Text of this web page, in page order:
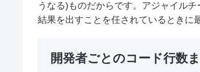
うなる)ものだからです。アジャイル
結果を出すことを任されているときに
開発者ごとのコード行数